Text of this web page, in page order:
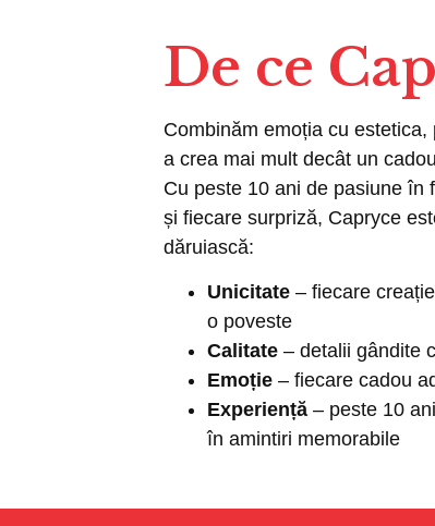
De ce
Combinăm emoția cu
a crea mai mult decât un
Cu peste 10 ani de pasiune în
și fiecare surpriză, Capryce
dăruiască:
Unicitate – fiecare
o poveste
Calitate – detalii gândite
Emoție – fiecare cadou
Experiență – peste 10
în amintiri memorabile